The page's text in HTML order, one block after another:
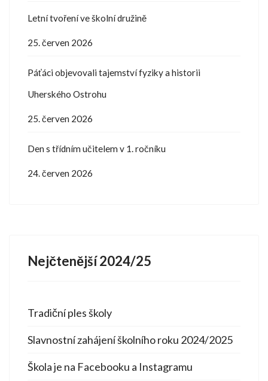
Letní tvoření ve školní družině
25. červen 2026
Páťáci objevovali tajemství fyziky a historii
Uherského Ostrohu
25. červen 2026
Den s třídním učitelem v 1. ročníku
24. červen 2026
Nejčtenější 2024/25
Tradiční ples školy
Slavnostní zahájení školního roku 2024/2025
Škola je na Facebooku a Instagramu